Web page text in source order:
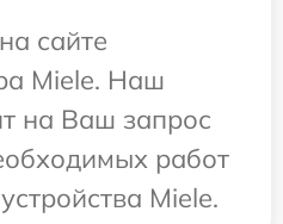
сайте
Miele. Наш
на Ваш запрос
работ
Miele.